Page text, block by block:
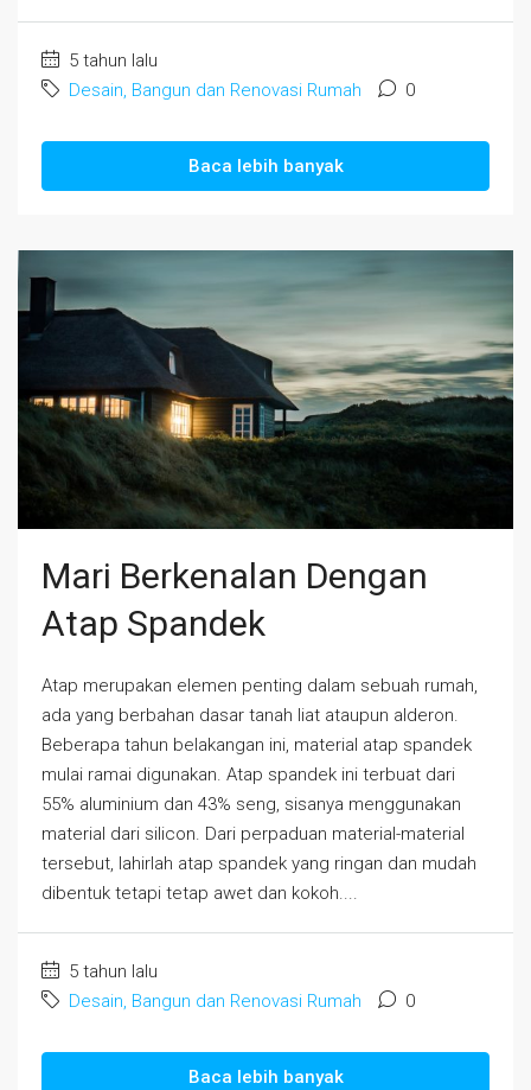
5 tahun lalu
Desain, Bangun dan Renovasi Rumah
0
Baca lebih banyak
Mari Berkenalan Dengan
Atap Spandek
Atap merupakan elemen penting dalam sebuah rumah,
ada yang berbahan dasar tanah liat ataupun alderon.
Beberapa tahun belakangan ini, material atap spandek
mulai ramai digunakan. Atap spandek ini terbuat dari
55% aluminium dan 43% seng, sisanya menggunakan
material dari silicon. Dari perpaduan material-material
tersebut, lahirlah atap spandek yang ringan dan mudah
dibentuk tetapi tetap awet dan kokoh....
5 tahun lalu
Desain, Bangun dan Renovasi Rumah
0
Baca lebih banyak